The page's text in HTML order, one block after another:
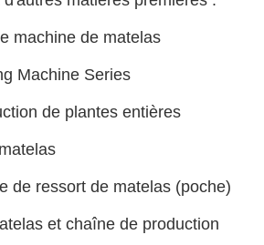
machine de matelas
Machine Series
de plantes entières
de ressort de matelas (poche)
et chaîne de production